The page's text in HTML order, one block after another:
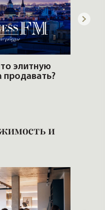
элитную
продавать?
и